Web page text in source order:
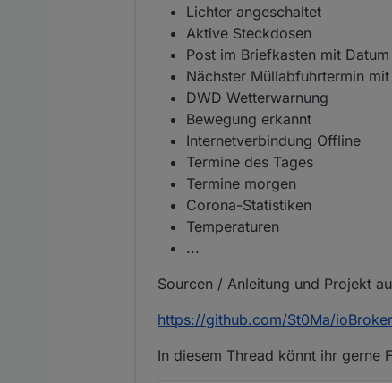
Lichter angeschaltet
Aktive Steckdosen
Post im Briefkasten mit
Nächster Müllabfuhrtermin
DWD Wetterwarnung
Bewegung erkannt
Internetverbindung Offline
Termine des Tages
Termine morgen
Corona-Statistiken
Temperaturen
...
Sourcen / Anleitung und Projekt
https://github.com/St0Ma/
In diesem Thread könnt ihr gerne